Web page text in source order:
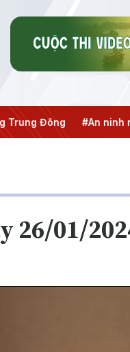
Đông #An ninh năng
26/01/